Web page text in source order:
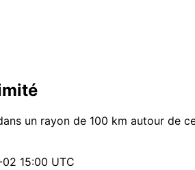
un rayon de 100 km autour de
15:00 UTC